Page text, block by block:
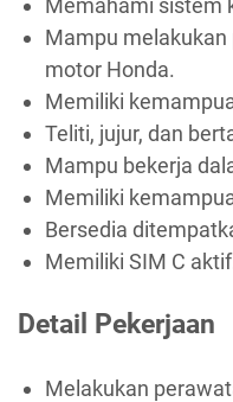
Mampu
motor Honda.
Memiliki
Teliti, jujur, dan
Mampu bekerja
Memiliki
Bersedia
Memiliki SIM C
Detail Pekerjaan
Melakukan